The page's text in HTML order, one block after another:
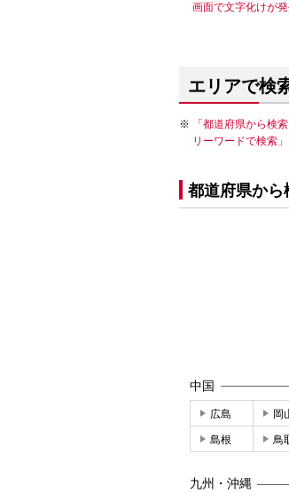
画面で文字化けが
エリアで検
「都道府県から検
リーワードで検索
都道府県から
中国
広島 岡
島根 鳥
九州・沖縄